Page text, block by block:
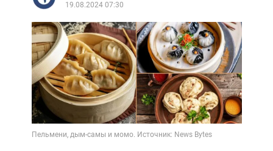
19.08.2024 07:30
Пельмени, дым-самы и момо. Источник: News Bytes